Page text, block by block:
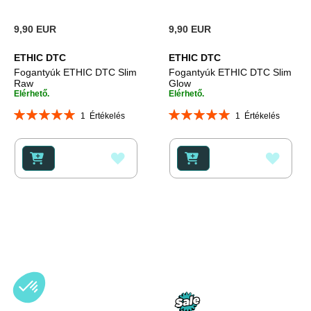
9,90 EUR
ETHIC DTC
Fogantyúk ETHIC DTC Slim
Raw
Elérhető.
Rating:
1 Értékelés
HOZZÁADÁS
A
9,90 EUR
ETHIC DTC
Fogantyúk ETHIC DTC Slim
Glow
Elérhető.
Rating:
1 Értékelés
A